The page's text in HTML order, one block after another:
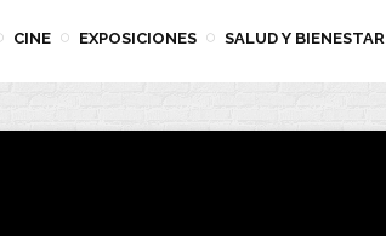
CINE EXPOSICIONES SALUD Y BIENESTAR